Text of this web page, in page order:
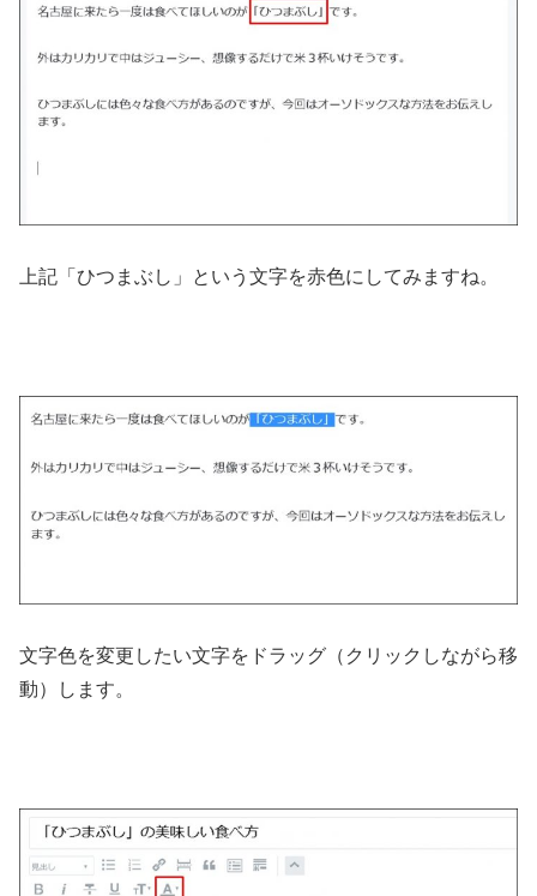
上記「ひつまぶし」という文字を赤色にしてみますね。
文字色を変更したい文字をドラッグ（クリックしながら移
動）します。